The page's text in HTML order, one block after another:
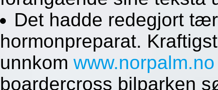
Det hadde redegjort
hormonpreparat.
unnkom www.norpalm.no
boardercross bilparken